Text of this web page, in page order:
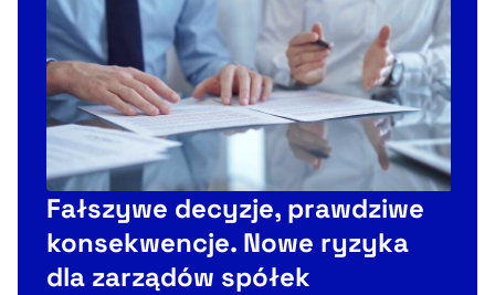
Fałszywe decyzje, prawdziwe
konsekwencje. Nowe ryzyka
dla zarządów spółek